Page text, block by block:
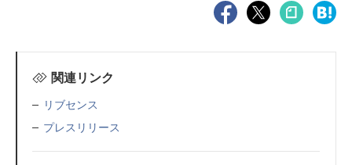
関連リンク
リブセンス
プレスリリース